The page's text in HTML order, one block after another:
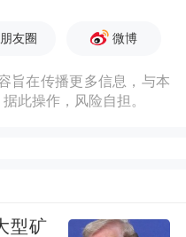
朋友圈 微博
旨在传播更多信息，与本
此操作，风险自担。
型矿